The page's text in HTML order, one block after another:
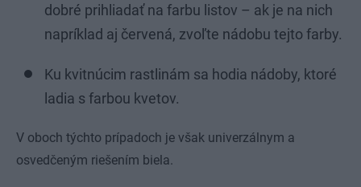
dobré prihliadať na farbu listov – ak je na nich
napríklad aj červená, zvoľte nádobu tejto farby.
Ku kvitnúcim rastlinám sa hodia nádoby, ktoré
ladia s farbou kvetov.
V oboch týchto prípadoch je však univerzálnym a
osvedčeným riešením biela.